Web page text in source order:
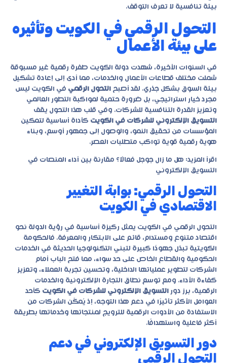
بيئة تنافسية لا تعرف التوقف.
التحول الرقمي في الكويت وتأثيره
على بيئة الأعمال
في السنوات الأخيرة، شهدت دولة الكويت طفرة رقمية غير مسبوقة
شملت مختلف قطاعات الأعمال والخدمات، مما أدى إلى إعادة تشكيل
بيئة السوق بشكل جذري. لقد أصبح التحول الرقمي في الكويت ليس
مجرد خيار استراتيجي، بل ضرورة حتمية لمواكبة التطور العالمي
وتعزيز القدرة التنافسية للشركات. وفي قلب هذا التحول يقف
التسويق الإلكتروني للشركات في الكويت كأداة أساسية لتمكين
المؤسسات من تحقيق النمو، والوصول إلى جمهور أوسع، وبناء
هوية رقمية قوية تواكب متطلبات العصر.
اقرأ المزيد: هل ما زال جوجل فعالًا؟ مقارنة بين أداء المنصات في
التسويق الإلكتروني
التحول الرقمي: بوابة التغيير
الاقتصادي في الكويت
التحول الرقمي في الكويت يمثل ركيزة أساسية في رؤية الدولة نحو
اقتصاد متنوع ومستدام، قائم على الابتكار والمعرفة. فالحكومة
الكويتية تبذل جهودًا كبيرة لتبني التكنولوجيا الحديثة في الخدمات
الحكومية والقطاع الخاص على حد سواء، مما فتح الباب أمام
الشركات لتطوير عملياتها الداخلية، وتحسين تجربة العملاء، وتعزيز
كفاءة الأداء. ومع توسع نطاق التجارة الإلكترونية والخدمات
الرقمية، برز دور التسويق الإلكتروني للشركات في الكويت كأحد
العوامل الأكثر تأثيرًا في دعم هذا التوجه، إذ يُمكّن الشركات من
الاستفادة من الأدوات الرقمية للترويج لمنتجاتها وخدماتها بطريقة
أكثر فاعلية واستهدافًا.
دور التسويق الإلكتروني في دعم
التحول الرقمي